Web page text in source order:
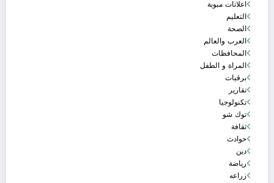
اعلانات مبوبة
التعليم
الصحة
العرب والعالم
المحافظات
المراة و الطفل
برقيات
تقارير
تكنولوجيا
توك شو
ثقافة
حوادث
دين
رياضة
زراعه